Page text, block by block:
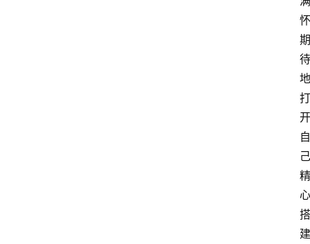
怀
期
待
地
打
开
自
己
精
心
搭
建